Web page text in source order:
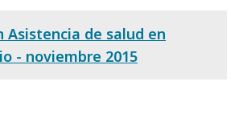
Asistencia de salud en
- noviembre 2015